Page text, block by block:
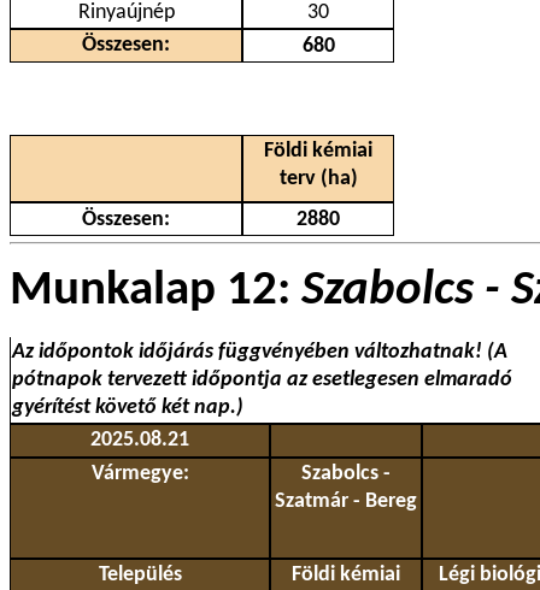
Rinyaújnép
30
Összesen:
680
Földi kémiai
terv (ha)
Összesen:
2880
Munkalap 12: Szabolcs -
Az időpontok időjárás függvényében változhatnak! (A
pótnapok tervezett időpontja az esetlegesen elmaradó
gyérítést követő két nap.)
2025.08.21
Vármegye:
Szabolcs -
Szatmár - Bereg
Település Földi kémiai Légi